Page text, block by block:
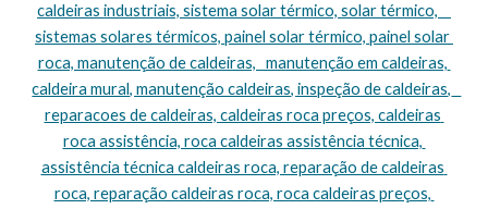
caldeiras industriais, sistema solar térmico, solar térmico,
sistemas solares térmicos, painel solar térmico, painel solar
roca, manutenção de caldeiras,   manutenção em caldeiras,
caldeira mural, manutenção caldeiras, inspeção de caldeiras,
reparacoes de caldeiras, caldeiras roca preços, caldeiras
roca assistência, roca caldeiras assistência técnica,
assistência técnica caldeiras roca, reparação de caldeiras
roca, reparação caldeiras roca, roca caldeiras preços,